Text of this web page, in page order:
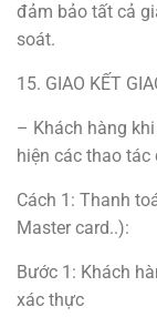
đảm bảo tất cả
soát.
15. GIAO KẾT
– Khách hàng
hiện các thao
Cách 1: Thanh
Master card..):
Bước 1: Khách
xác thực